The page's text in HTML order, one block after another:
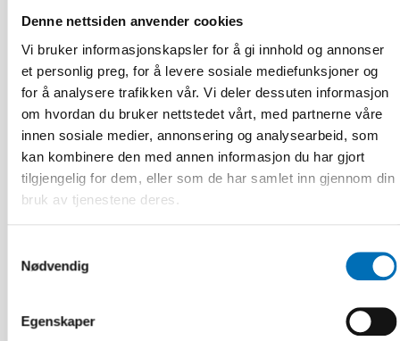
Denne nettsiden anvender cookies
Vi bruker informasjonskapsler for å gi innhold og annonser
et personlig preg, for å levere sosiale mediefunksjoner og
for å analysere trafikken vår. Vi deler dessuten informasjon
om hvordan du bruker nettstedet vårt, med partnerne våre
innen sosiale medier, annonsering og analysearbeid, som
kan kombinere den med annen informasjon du har gjort
tilgjengelig for dem, eller som de har samlet inn gjennom din
bruk av tjenestene deres.
Nødvendig
Egenskaper
FUNKSJONSHINDER
Nordisk samarbeid om
Funksjonshinderspørsmål – Årsrapport 2025